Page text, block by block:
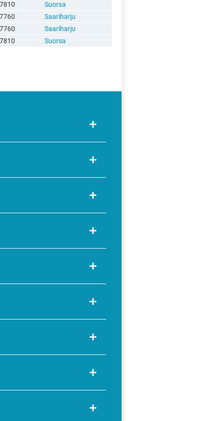
Suorsa
Saariharju
Saariharju
Suorsa